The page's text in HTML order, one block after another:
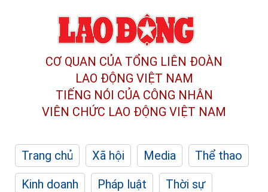
CƠ QUAN CỦA TỔNG LIÊN ĐOÀN
LAO ĐỘNG VIỆT NAM
TIẾNG NÓI CỦA CÔNG NHÂN
VIÊN CHỨC LAO ĐỘNG VIỆT NAM
Trang chủ Xã hội Media
Thể thao
Kinh doanh
Pháp luật
Thời sự